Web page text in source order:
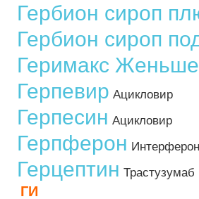
Гербион сироп
Гербион сироп
Геримакс
Герпевир Ацикловир
Герпесин Ацикловир
Герпферон
Герцептин Трастузумаб
ГИ